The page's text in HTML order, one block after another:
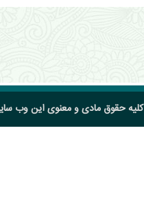
کلیه حقوق مادی و معنوی این وب